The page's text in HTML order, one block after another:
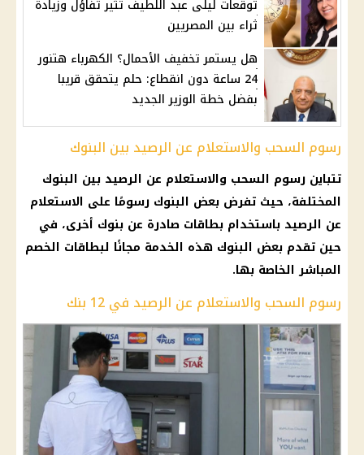
توقعات ليلى عبد اللطيف تثير تفاؤل وزيادة
ثراء بين المصريين
هل يستمر تخفيف الأحمال؟ الكهرباء هتنور
24 ساعة دون انقطاع: حلم يتحقق قريبا
بفضل خطة الوزير الجديد
رسوم السحب والاستعلام عن الرصيد بين البنوك
تتباين رسوم السحب والاستعلام عن الرصيد بين البنوك
المختلفة، حيث تفرض بعض البنوك رسومًا على الاستعلام
عن الرصيد باستخدام بطاقات صادرة عن بنوك أخرى، في
حين تقدم بعض البنوك هذه الخدمة مجانًا لبطاقات الخصم
المباشر الخاصة بها.
رسوم السحب والاستعلام عن الرصيد في 12 بنك